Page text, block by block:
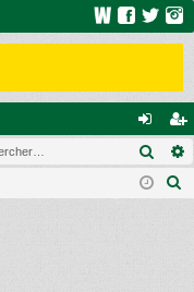
on
ne
ns
cri